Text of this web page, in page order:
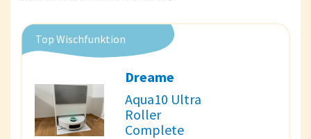
Top Wischfunktion
Dreame
Aqua10 Ultra
Roller
Complete